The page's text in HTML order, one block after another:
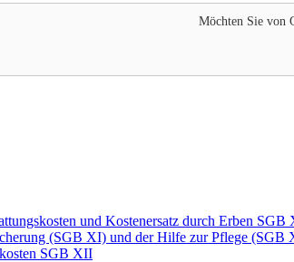
Möchten Sie von
und Kostenersatz durch Erben SGB
(SGB XI) und der Hilfe zur Pflege (SGB
SGB XII